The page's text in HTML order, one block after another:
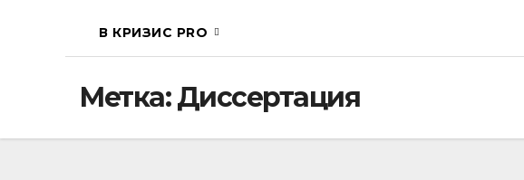
В КРИЗИС PRO
Метка:Диссертация